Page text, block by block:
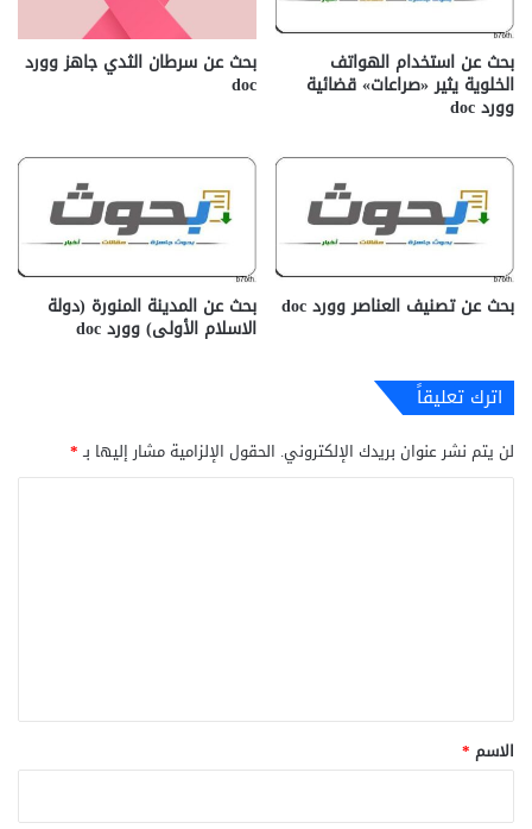
بحث عن استخدام الهواتف
الخلوية يثير «صراعات» قضائية
وورد doc
بحث عن سرطان الثدي جاهز وورد
doc
بحث عن تصنيف العناصر وورد doc بحث عن المدينة المنورة (دولة
الاسلام الأولى) وورد doc
اترك تعليقاً
لن يتم نشر عنوان بريدك الإلكتروني. الحقول الإلزامية مشار إليها بـ*
*
الاسم *